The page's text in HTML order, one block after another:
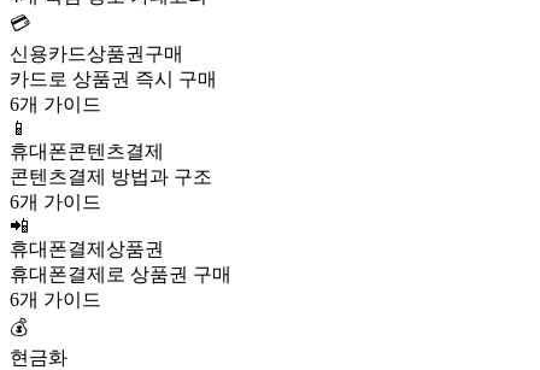
💳
신용카드상품권구매
카드로 상품권 즉시 구매
6개 가이드
📱
휴대폰콘텐츠결제
콘텐츠결제 방법과 구조
6개 가이드
📲
휴대폰결제상품권
휴대폰결제로 상품권 구매
6개 가이드
💰
현금화